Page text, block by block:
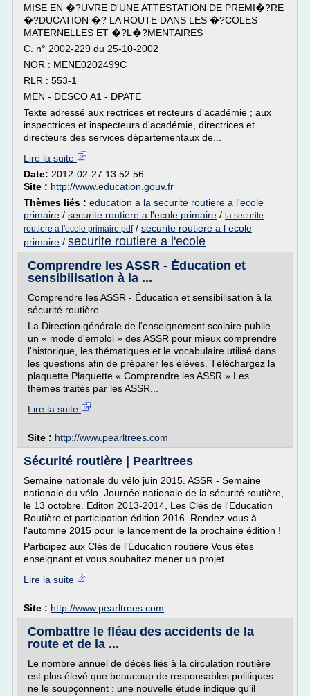
MISE EN �?UVRE D'UNE ATTESTATION DE PREMI�?RE
�?DUCATION �? LA ROUTE DANS LES �?COLES
MATERNELLES ET �?L�?MENTAIRES
C. n° 2002-229 du 25-10-2002
NOR : MENE0202499C
RLR : 553-1
MEN - DESCO A1 - DPATE
Texte adressé aux rectrices et recteurs d'académie ; aux
inspectrices et inspecteurs d'académie, directrices et
directeurs des services départementaux de...
Lire la suite
Date: 2012-02-27 13:52:56
Site : http://www.education.gouv.fr
Thèmes liés : education a la securite routiere a l'ecole
primaire / securite routiere a l'ecole primaire / la securite
routiere a l'ecole primaire pdf/ securite routiere a l ecole
primaire / securite routiere a l'ecole
Comprendre les ASSR - Éducation et
sensibilisation à la ...
Comprendre les ASSR - Éducation et sensibilisation à la
sécurité routière
La Direction générale de l'enseignement scolaire publie
un « mode d'emploi » des ASSR pour mieux comprendre
l'historique, les thématiques et le vocabulaire utilisé dans
les questions afin de préparer les élèves. Téléchargez la
plaquette Plaquette « Comprendre les ASSR » Les
thèmes traités par les ASSR...
Lire la suite
Site : http://www.pearltrees.com
Sécurité routière | Pearltrees
Semaine nationale du vélo juin 2015. ASSR - Semaine
nationale du vélo. Journée nationale de la sécurité routière,
le 13 octobre. Editon 2013-2014, Les Clés de l'Education
Routière et participation édition 2016. Rendez-vous à
l'automne 2015 pour le lancement de la prochaine édition !
Participez aux Clés de l'Éducation routière Vous êtes
enseignant et vous souhaitez mener un projet...
Lire la suite
Site : http://www.pearltrees.com
Combattre le fléau des accidents de la
route et de la ...
Le nombre annuel de décès liés à la circulation routière
est plus élevé que beaucoup de responsables politiques
ne le soupçonnent : une nouvelle étude indique qu'il